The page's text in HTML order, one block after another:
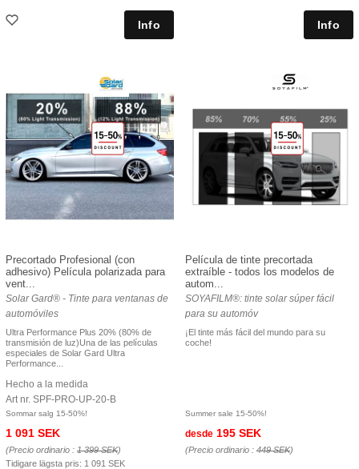
Precortado Profesional (con
adhesivo) Película polarizada para
vent...
Solar Gard® - Tinte para ventanas de
automóviles
Ultra Performance Plus 20% (80% de
transmisión de luz)Una de las películas
especiales de Solar Gard Ultra
Performance...
Hecho a la medida
Art nr. SPF-PRO-UP-20-B
Sommar salg 15-50%!
1 091 SEK
(Precio ordinario : 1 399 SEK)
Tidigare lägsta pris: 1 091 SEK
Película de tinte precortada
extraíble - todos los modelos de
autom...
SOYAFILM®: tinte solar súper fácil
para su automóv
¡El tinte más fácil del mundo para su
coche!
Summer sale 15-50%!
desde 195 SEK
(Precio ordinario : 449 SEK)